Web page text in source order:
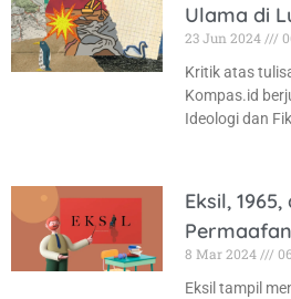
Ulama di
23 Jun 2024
Kritik atas
Kompas.id
Ideologi dan
Eksil,
8 Mar 2024
Eksil tampil